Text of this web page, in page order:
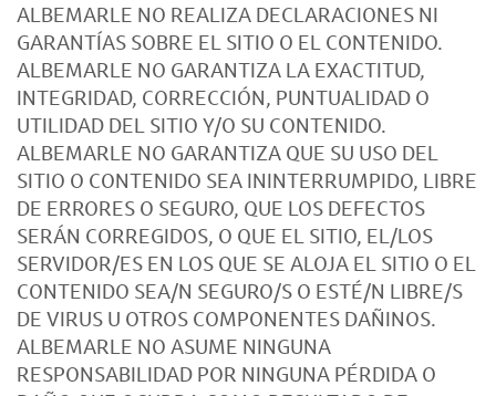
ALBEMARLE NO REALIZA DECLARACIONES NI
GARANTÍAS SOBRE EL SITIO O EL CONTENIDO.
ALBEMARLE NO GARANTIZA LA EXACTITUD,
INTEGRIDAD, CORRECCIÓN, PUNTUALIDAD O
UTILIDAD DEL SITIO Y/O SU CONTENIDO.
ALBEMARLE NO GARANTIZA QUE SU USO DEL
SITIO O CONTENIDO SEA ININTERRUMPIDO, LIBRE
DE ERRORES O SEGURO, QUE LOS DEFECTOS
SERÁN CORREGIDOS, O QUE EL SITIO, EL/LOS
SERVIDOR/ES EN LOS QUE SE ALOJA EL SITIO O EL
CONTENIDO SEA/N SEGURO/S O ESTÉ/N LIBRE/S
DE VIRUS U OTROS COMPONENTES DAÑINOS.
ALBEMARLE NO ASUME NINGUNA
RESPONSABILIDAD POR NINGUNA PÉRDIDA O